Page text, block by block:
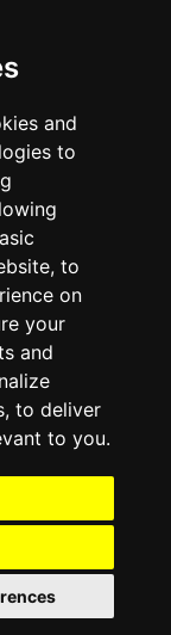
and
to
, to
on
your
and
, to deliver
to you.